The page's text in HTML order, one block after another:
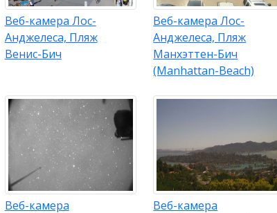
Веб-камера Лос-
Анджелеса, Пляж
Венис-Бич
Веб-камера Лос-
Анджелеса, Пляж
Манхэттен-Бич
(Manhattan-Beach)
Веб-камера
Веб-камера